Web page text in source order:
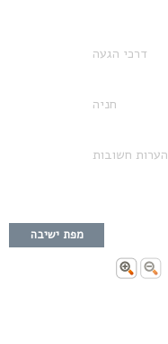
דרכי הגעה
חניה
הערות חשובות
מפת ישיבה